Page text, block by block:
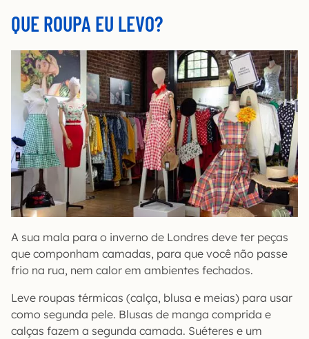
QUE ROUPA EU LEVO?
A sua mala para o inverno de Londres deve ter peças
que componham camadas, para que você não passe
frio na rua, nem calor em ambientes fechados.
Leve roupas térmicas (calça, blusa e meias) para usar
como segunda pele. Blusas de manga comprida e
calças fazem a segunda camada. Suéteres e um